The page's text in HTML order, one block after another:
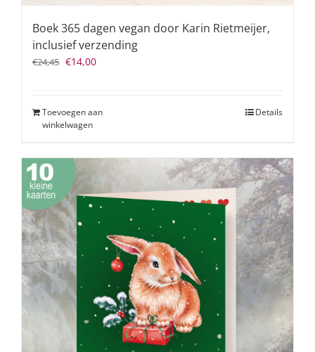
Boek 365 dagen vegan door Karin Rietmeijer,
inclusief verzending
€24,45 Oorspronkelijke
€24,45.
€14,00Huidige
€14,00.
Toevoegen aan
winkelwagen
Details